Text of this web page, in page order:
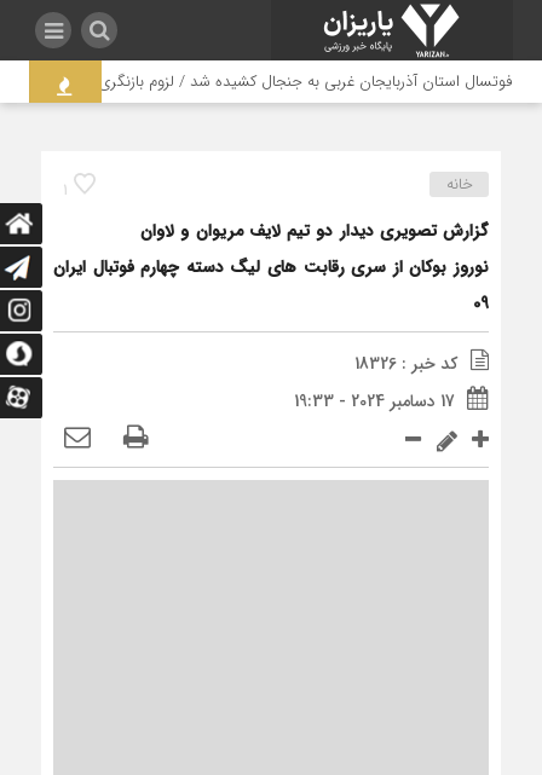
فوتسال استان آذربایجان غربی به جنجال کشیده شد / لزوم بازنگری در ساختار
1 خانه
گزارش تصویری دیدار دو تیم لایف مریوان و لاوان
نوروز بوکان از سری رقابت های لیگ دسته چهارم فوتبال ایران
09
کد خبر : 18326
17 دسامبر 2024 - 19:33